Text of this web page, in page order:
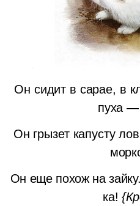
Он сидит в сарае, в
пуха —
Он грызет капусту
Он еще похож на зайку.
ка!